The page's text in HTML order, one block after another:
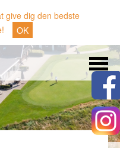
give dig den bedste
OK